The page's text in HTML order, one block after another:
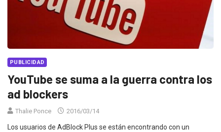
PUBLICIDAD
YouTube se suma a la guerra contra los
ad blockers
Thalie Ponce 2016/03/14
Los usuarios de AdBlock Plus se están encontrando con un